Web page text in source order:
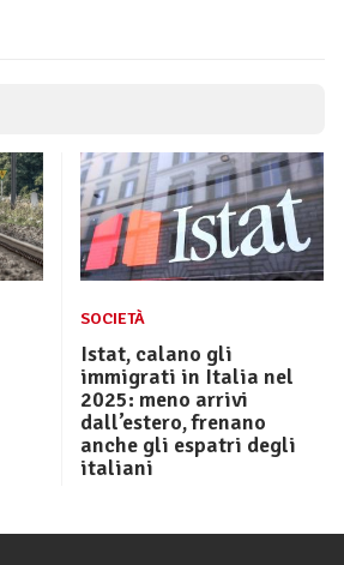
SOCIETÀ
Istat, calano gli
immigrati in Italia nel
2025: meno arrivi
dall’estero, frenano
anche gli espatri degli
italiani